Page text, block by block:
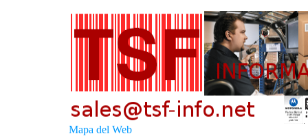
Mapa del Web